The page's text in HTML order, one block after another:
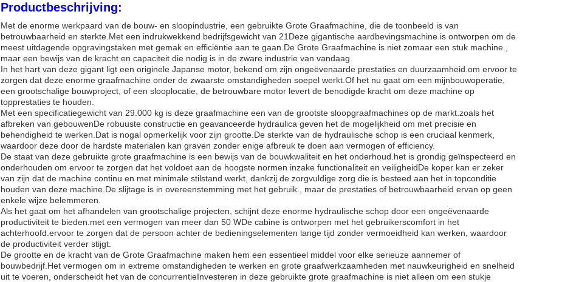
Productbeschrijving:
Met de enorme werkpaard van de bouw- en sloopindustrie, een gebruikte Grote Graafmachine, die de toonbeeld is van
betrouwbaarheid en sterkte.Met een indrukwekkend bedrijfsgewicht van 21Deze gigantische aardbevingsmachine is ontworpen om de
meest uitdagende opgravingstaken met gemak en efficiëntie aan te gaan.De Grote Graafmachine is niet zomaar een stuk machine.,
maar een bewijs van de kracht en capaciteit die nodig is in de zware industrie van vandaag.
In het hart van deze gigant ligt een originele Japanse motor, bekend om zijn ongeëvenaarde prestaties en duurzaamheid.om ervoor te
zorgen dat deze enorme graafmachine onder de zwaarste omstandigheden soepel werkt.Of het nu gaat om een mijnbouwoperatie,
een grootschalige bouwproject, of een slooplocatie, de betrouwbare motor levert de benodigde kracht om deze machine op
topprestaties te houden.
Met een specificatiegewicht van 29.000 kg is deze graafmachine een van de grootste sloopgraafmachines op de markt.zoals het
afbreken van gebouwenDe robuuste constructie en geavanceerde hydraulica geven het de mogelijkheid om met precisie en
behendigheid te werken.Dat is nogal opmerkelijk voor zijn grootte.De sterkte van de hydraulische schop is een cruciaal kenmerk,
waardoor deze door de hardste materialen kan graven zonder enige afbreuk te doen aan vermogen of efficiency.
De staat van deze gebruikte grote graafmachine is een bewijs van de bouwkwaliteit en het onderhoud.het is grondig geïnspecteerd en
onderhouden om ervoor te zorgen dat het voldoet aan de hoogste normen inzake functionaliteit en veiligheidDe koper kan er zeker
van zijn dat de machine continu en met minimale stilstand werkt, dankzij de zorgvuldige zorg die is besteed aan het in topconditie
houden van deze machine.De slijtage is in overeenstemming met het gebruik., maar de prestaties of betrouwbaarheid ervan op geen
enkele wijze belemmeren.
Als het gaat om het afhandelen van grootschalige projecten, schijnt deze enorme hydraulische schop door een ongeëvenaarde
productiviteit te bieden.met een vermogen van meer dan 50 WDe cabine is ontworpen met het gebruikerscomfort in het
achterhoofd.ervoor te zorgen dat de persoon achter de bedieningselementen lange tijd zonder vermoeidheid kan werken, waardoor
de productiviteit verder stijgt.
De grootte en de kracht van de Grote Graafmachine maken hem een essentieel middel voor elke serieuze aannemer of
bouwbedrijf.Het vermogen om in extreme omstandigheden te werken en grote graafwerkzaamheden met nauwkeurigheid en snelheid
uit te voeren, onderscheidt het van de concurrentieInvesteren in deze gebruikte grote graafmachine is niet alleen om een stukje